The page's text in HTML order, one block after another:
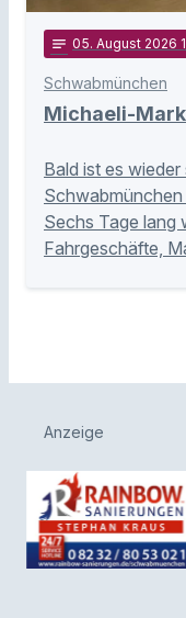
notes 05. August 2026
Schwabmünchen
Michaeli-
Bald ist es
Sechs Tage lang
Fahrgeschäfte,
Anzeige